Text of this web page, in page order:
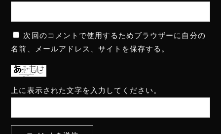
次回のコメントで使用するためブラウザーに自分の
名前、メールアドレス、サイトを保存する。
上に表示された文字を入力してください。